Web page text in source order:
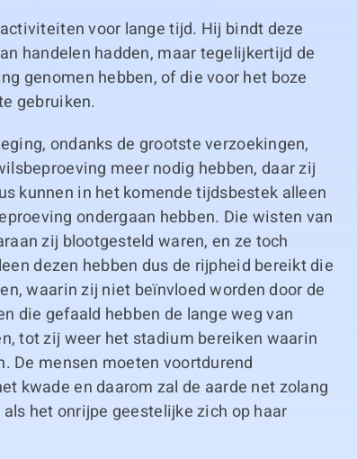
voor lange tijd. Hij bindt deze
handelen hadden, maar tegelijkertijd de
genomen hebben, of die voor het boze
gebruiken.
ondanks de grootste verzoekingen,
meer nodig hebben, daar zij
kunnen in het komende tijdsbestek alleen
ondergaan hebben. Die wisten van
zij blootgesteld waren, en ze toch
dezen hebben dus de rijpheid bereikt die
waarin zij niet beïnvloed worden door de
die gefaald hebben de lange weg van
tot zij weer het stadium bereiken waarin
De mensen moeten voortdurend
kwade en daarom zal de aarde net zolang
het onrijpe geestelijke zich op haar